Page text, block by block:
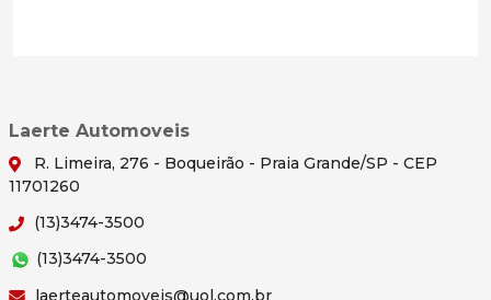
Laerte Automoveis
R. Limeira, 276 - Boqueirão - Praia Grande/SP - CEP
11701260
(13)3474-3500
(13)3474-3500
laerteautomoveis@uol.com.br